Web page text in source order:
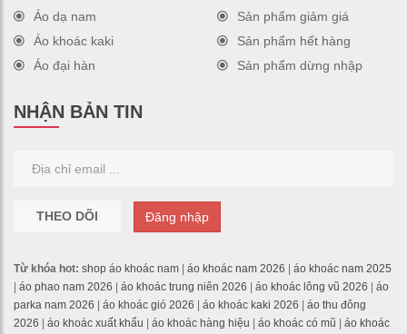
Áo dạ nam
Áo khoác kaki
Áo đại hàn
Sản phẩm giảm giá
Sản phẩm hết hàng
Sản phẩm dừng nhập
NHẬN BẢN TIN
THEO DÕI Đăng nhập
Từ khóa hot: shop áo khoác nam áo khoác nam 2026
áo khoác nam 2025
áo phao nam 2026 áo khoác trung niên 2026 áo khoác lông vũ 2026
áo
parka nam 2026
áo khoác gió 2026 áo khoác kaki 2026
áo thu đông
2026
áo khoác xuất khẩu áo khoác hàng hiệu áo khoác có mũ
áo khoác